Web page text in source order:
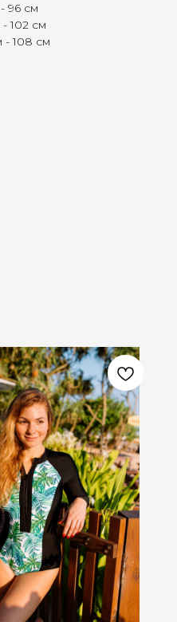
96 см
102 см
- 108 см